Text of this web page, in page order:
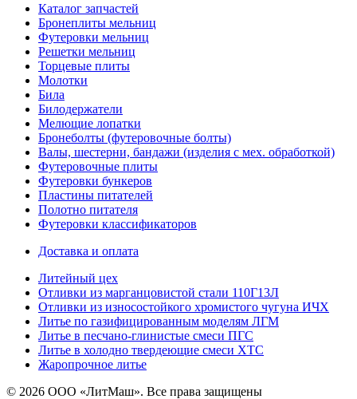
Каталог запчастей
Бронеплиты мельниц
Футеровки мельниц
Решетки мельниц
Торцевые плиты
Молотки
Била
Билодержатели
Мелющие лопатки
Бронеболты (футеровочные болты)
Валы, шестерни, бандажи (изделия с мех. обработкой)
Футеровочные плиты
Футеровки бункеров
Пластины питателей
Полотно питателя
Футеровки классификаторов
Доставка и оплата
Литейный цех
Отливки из марганцовистой стали 110Г13Л
Отливки из износостойкого хромистого чугуна ИЧХ
Литье по газифицированным моделям ЛГМ
Литье в песчано-глинистые смеси ПГС
Литье в холодно твердеющие смеси ХТС
Жаропрочное литье
© 2026 ООО «ЛитМаш». Все права защищены